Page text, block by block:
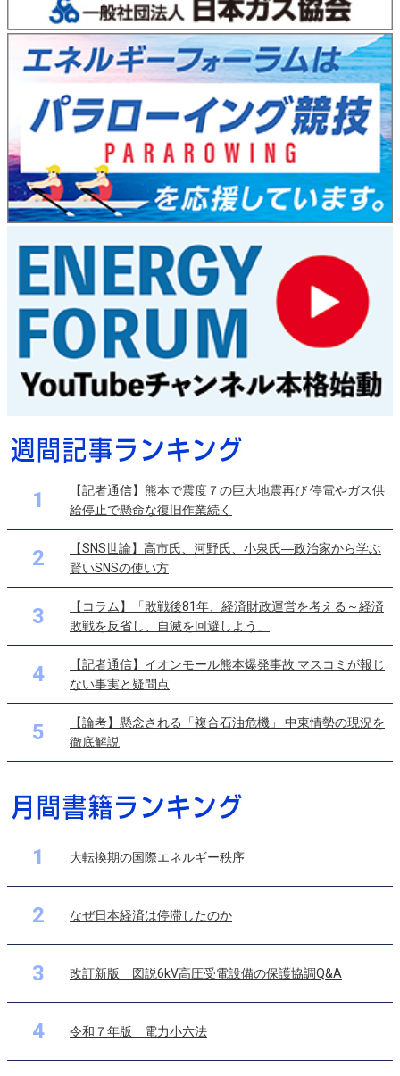
1
【記者通信】熊本で震度７の巨大地震再び 停電やガス供
給停止で懸命な復旧作業続く
2
【SNS世論】高市氏、河野氏、小泉氏―政治家から学ぶ
賢いSNSの使い方
3
【コラム】「敗戦後81年、経済財政運営を考える～経済
敗戦を反省し、自滅を回避しよう」
4
【記者通信】イオンモール熊本爆発事故 マスコミが報じ
ない事実と疑問点
5
【論考】懸念される「複合石油危機」 中東情勢の現況を
徹底解説
1 大転換期の国際エネルギー秩序
2 なぜ日本経済は停滞したのか
3 改訂新版 図説6kV高圧受電設備の保護協調Q&A
4 令和７年版 電力小六法